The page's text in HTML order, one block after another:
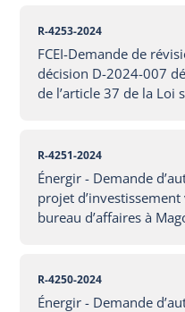
R-4253-2024
FCEI-Demande de
décision D-2024-007
de l’article 37 de la Loi
R-4251-2024
Énergir - Demande
projet
bureau d’affaires à
R-4250-2024
Énergir - Demande